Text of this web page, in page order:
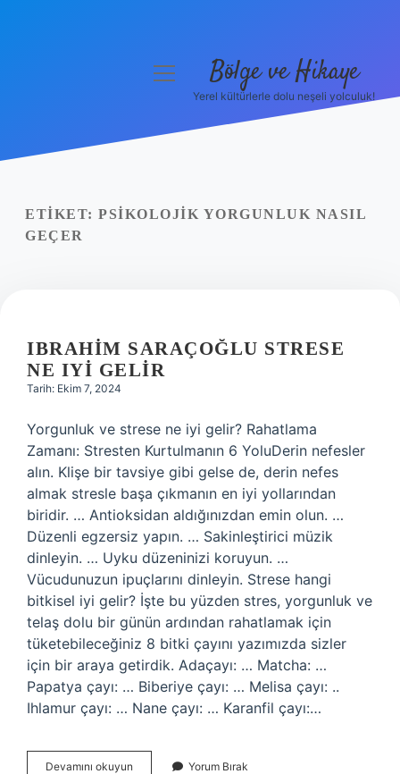
Yasal Uyarı
menüyü
Bölge ve Hikaye
Yerel kültürlerle dolu neşeli yolculuk!
ETIKET: PSIKOLOJIK YORGUNLUK NASIL
GEÇER
IBRAHIM SARAÇOĞLU STRESE
NE IYI GELIR
Tarih: Ekim 7, 2024
Yorgunluk ve strese ne iyi gelir? Rahatlama
Zamanı: Stresten Kurtulmanın 6 YoluDerin nefesler
alın. Klişe bir tavsiye gibi gelse de, derin nefes
almak stresle başa çıkmanın en iyi yollarından
biridir. … Antioksidan aldığınızdan emin olun. …
Düzenli egzersiz yapın. … Sakinleştirici müzik
dinleyin. … Uyku düzeninizi koruyun. …
Vücudunuzun ipuçlarını dinleyin. Strese hangi
bitkisel iyi gelir? İşte bu yüzden stres, yorgunluk ve
telaş dolu bir günün ardından rahatlamak için
tüketebileceğiniz 8 bitki çayını yazımızda sizler
için bir araya getirdik. Adaçayı: … Matcha: …
Papatya çayı: … Biberiye çayı: … Melisa çayı: ..
Ihlamur çayı: … Nane çayı: … Karanfil çayı:…
Devamını okuyun Yorum Bırak